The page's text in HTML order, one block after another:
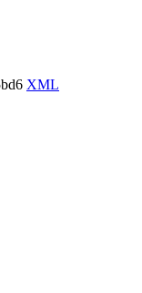
XML